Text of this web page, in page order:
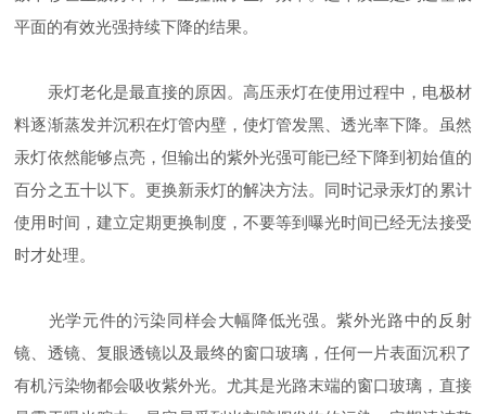
平面的有效光强持续下降的结果。
汞灯老化是最直接的原因。高压汞灯在使用过程中，电极材
料逐渐蒸发并沉积在灯管内壁，使灯管发黑、透光率下降。虽然
汞灯依然能够点亮，但输出的紫外光强可能已经下降到初始值的
百分之五十以下。更换新汞灯的解决方法。同时记录汞灯的累计
使用时间，建立定期更换制度，不要等到曝光时间已经无法接受
时才处理。
光学元件的污染同样会大幅降低光强。紫外光路中的反射
镜、透镜、复眼透镜以及最终的窗口玻璃，任何一片表面沉积了
有机污染物都会吸收紫外光。尤其是光路末端的窗口玻璃，直接